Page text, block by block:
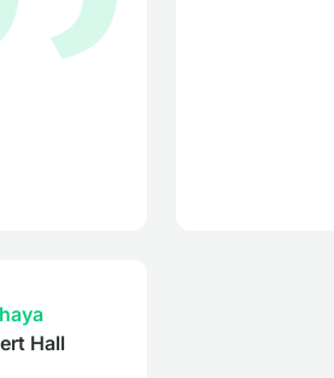
Hall